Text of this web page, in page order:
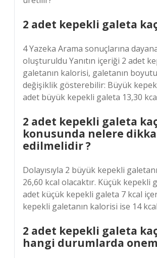
2 adet kepekli galeta
4 Yazeka Arama sonuçlarına
oluşturuldu Yanıtın içeriği 2 adet
galetanın kalorisi, galetanın
değişiklik gösterebilir: Büyük
adet büyük kepekli galeta 13,30
2 adet kepekli galeta
konusunda nelere
edilmelidir ?
Dolayısıyla 2 büyük kepekli
26,60 kcal olacaktır. Küçük kepekli
adet küçük kepekli galeta 7 kcal
kepekli galetanın kalorisi ise 14
2 adet kepekli galeta
hangi durumlarda